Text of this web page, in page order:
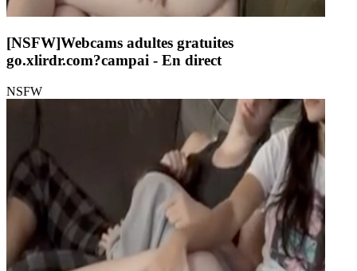
[NSFW]Webcams adultes gratuites
go.xlirdr.com?campai - En direct
NSFW